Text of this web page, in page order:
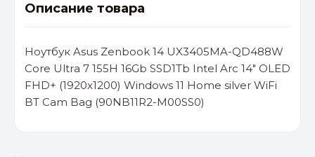
Описание товара
Ноутбук Asus Zenbook 14 UX3405MA-QD488W
Core Ultra 7 155H 16Gb SSD1Tb Intel Arc 14" OLED
FHD+ (1920x1200) Windows 11 Home silver WiFi
BT Cam Bag (90NB11R2-M00SS0)